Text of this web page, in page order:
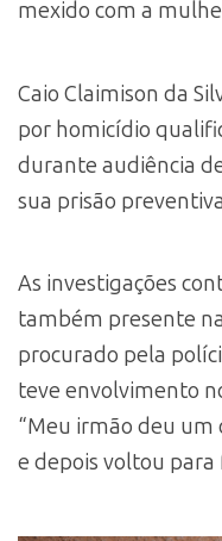
mexido com a
Caio Claimison da
por homicídio
durante audiência
sua prisão
As investigações
também presente
procurado pela
teve envolvimento
“Meu irmão deu
e depois voltou para